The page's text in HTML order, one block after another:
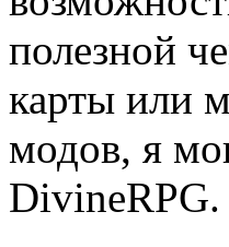
полезной
карты или
модов, я
DivineRPG.